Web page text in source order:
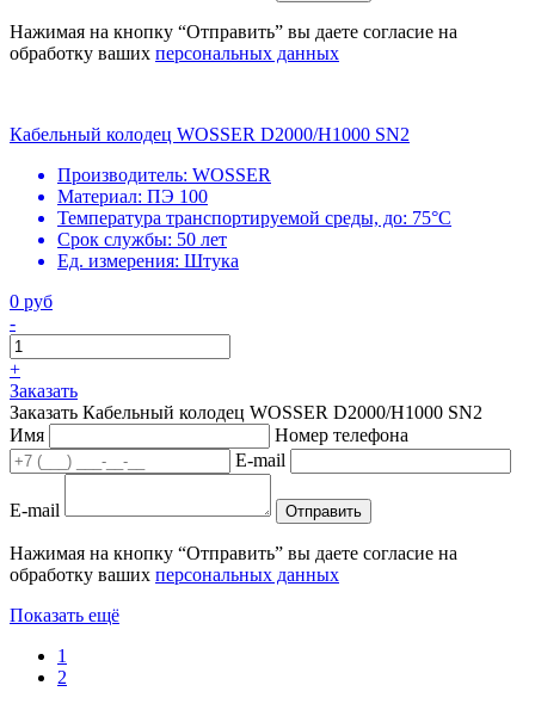
Нажимая на кнопку “Отправить” вы даете согласие на
обработку ваших персональных данных
Кабельный колодец WOSSER D2000/H1000 SN2
Производитель: WOSSER
Материал: ПЭ 100
Температура транспортируемой среды, до: 75°С
Срок службы: 50 лет
Ед. измерения: Штука
0 руб
-
+
Заказать
Заказать Кабельный колодец WOSSER D2000/H1000 SN2
Имя
Номер телефона
E-mail
E-mail Отправить
Нажимая на кнопку “Отправить” вы даете согласие на
обработку ваших персональных данных
Показать ещё
1
2